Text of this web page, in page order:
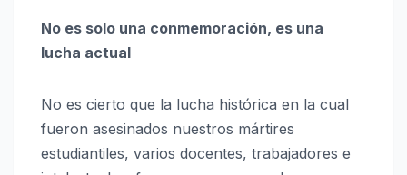
No es solo una conmemoración, es una
lucha actual
No es cierto que la lucha histórica en la cual
fueron asesinados nuestros mártires
estudiantiles, varios docentes, trabajadores e